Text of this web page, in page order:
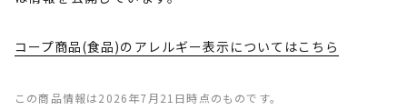
コープ商品(食品)のアレルギー表示についてはこちら
この商品情報は2026年7月21日時点のものです。